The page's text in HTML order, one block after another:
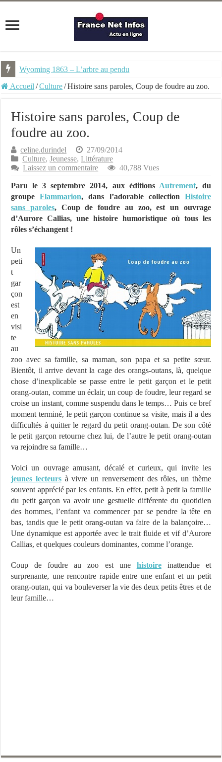
Wyoming 1863 – L’arbre au pendu
Accueil /Culture/Histoire sans paroles, Coup de foudre au zoo.
Histoire sans paroles, Coup de
foudre au zoo.
celine.durindel
27/09/2014
Culture,Jeunesse,Littérature
Laissez un commentaire
40,788 Vues
Paru le 3 septembre 2014, aux éditions Autrement, du
groupeFlammarion, dans l’adorable collection Histoire
sans paroles, Coup de foudre au zoo, est un ouvrage
d’Aurore Callias, une histoire humoristique où tous les
rôles s’échangent !
Un
peti
t
gar
çon
est
en
visi
te
au
zoo avec sa famille, sa maman, son papa et sa petite sœur.
Bientôt, il arrive devant la cage des orangs-outans, là, quelque
chose d’inexplicable se passe entre le petit garçon et le petit
orang-outan, comme un éclair, un coup de foudre, leur regard se
croise un instant, comme suspendu dans le temps… Puis ce bref
moment terminé, le petit garçon continue sa visite, mais il a des
difficultés à quitter le regard du petit orang-outan. De son côté
le petit garçon retourne chez lui, de l’autre le petit orang-outan
va rejoindre sa famille…
Voici un ouvrage amusant, décalé et curieux, qui invite les
jeunes lecteursà vivre un renversement des rôles, un thème
souvent apprécié par les enfants. En effet, petit à petit la famille
du petit garçon va avoir une gestuelle différente du quotidien
des hommes, l’enfant va commencer par se pendre la tête en
bas, tandis que le petit orang-outan va faire de la balançoire…
Une dynamique est apportée avec le trait fluide et vif d’Aurore
Callias, et quelques couleurs dominantes, comme l’orange.
Coup de foudre au zoo est une histoireinattendue et
surprenante, une rencontre rapide entre une enfant et un petit
orang-outan, qui va bouleverser la vie des deux petits êtres et de
leur famille…